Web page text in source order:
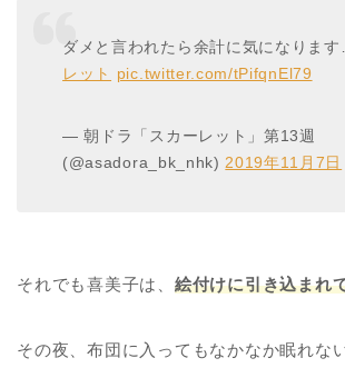
ダメと言われたら余計に気になりま
レット
pic.twitter.com/tPifqnEl79
— 朝ドラ「スカーレット」第13週
(@asadora_bk_nhk) 2019年11月7日
それでも喜美子は、 絵付けに引き込まれ
その夜、布団に入ってもなかなか眠れな